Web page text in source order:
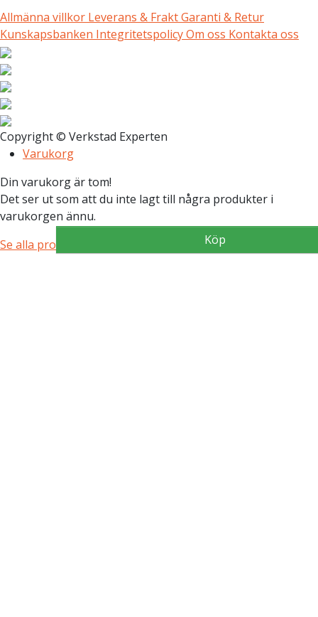
Köp
Köp
Köp
Köp
Allmänna villkor Leverans & FraktGaranti & Retur
Kunskapsbanken IntegritetspolicyOm oss Kontakta oss
Copyright © Verkstad Experten
Varukorg
Din varukorg är tom!
Det ser ut som att du inte lagt till några produkter i
varukorgen ännu.
Se alla produkter